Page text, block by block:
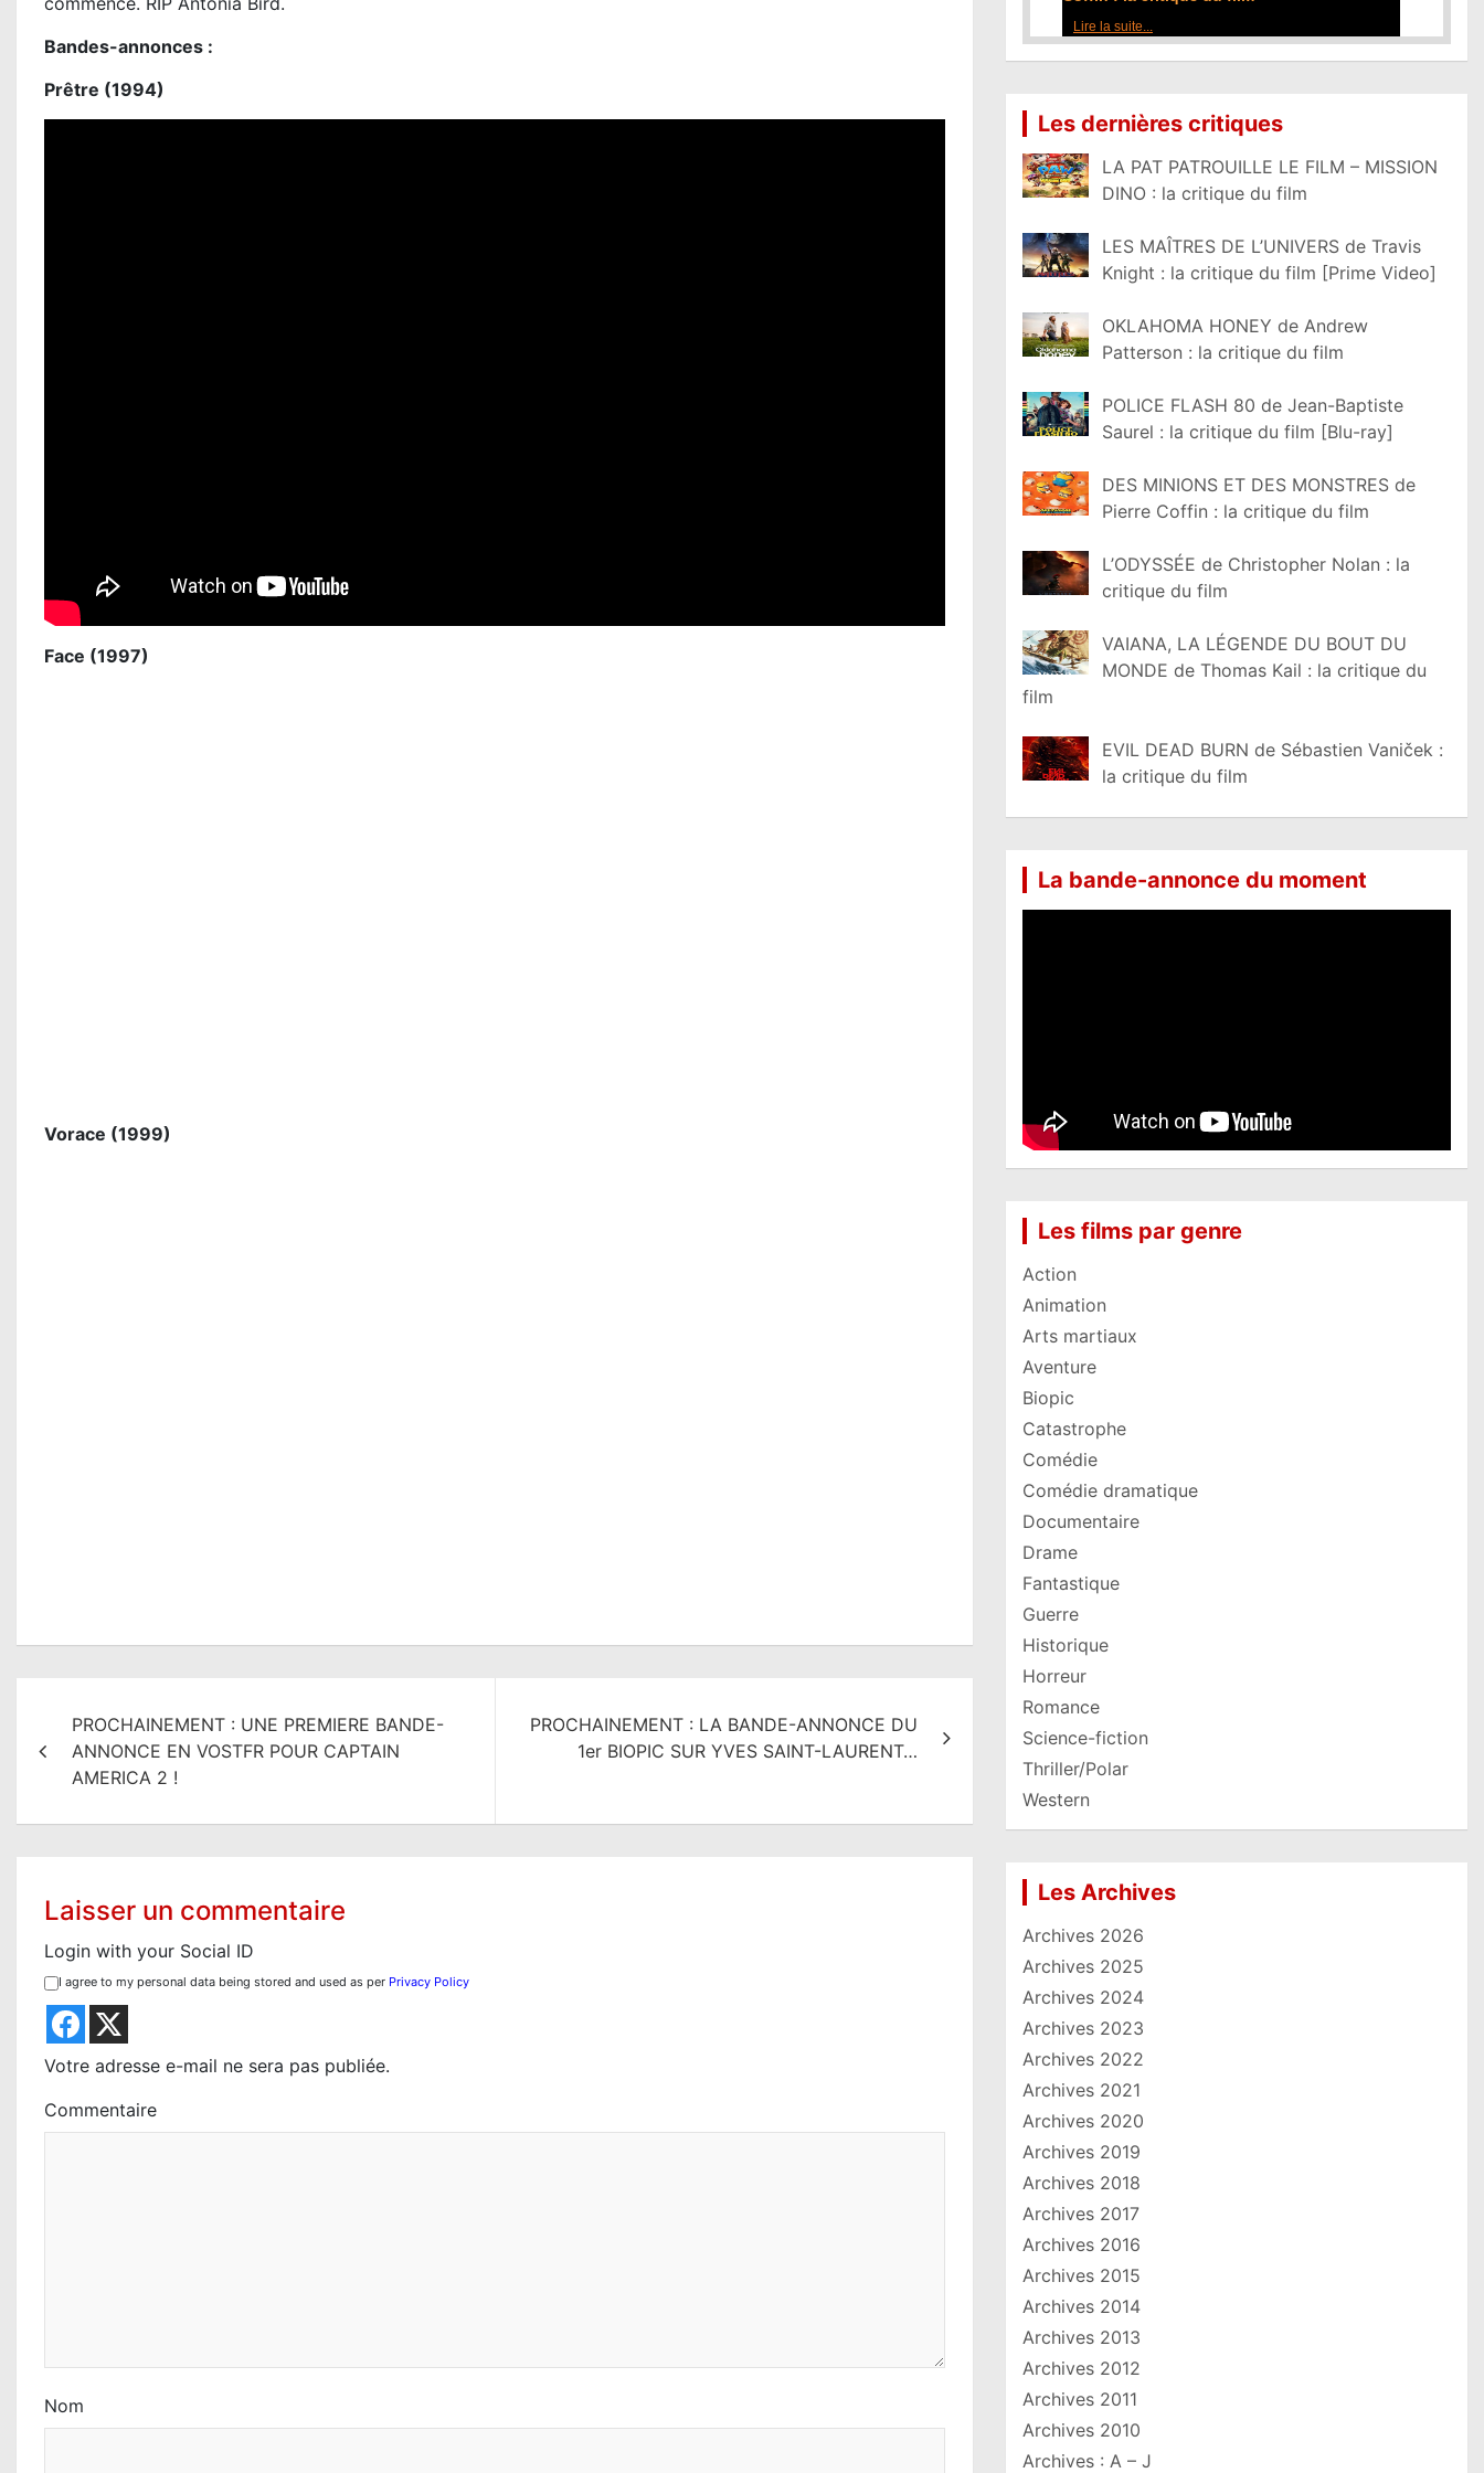
Bandes-annonces :
Prêtre (1994)
Face (1997)
Vorace (1999)
i
PROCHAINEMENT : UNE PREMIERE BANDE-
ANNONCE EN VOSTFR POUR CAPTAIN
AMERICA 2 !
PROCHAINEMENT : LA BANDE-ANNONCE DU
1er BIOPIC SUR YVES SAINT-LAURENT…
Laisser un commentaire
Login with your Social ID
I agree to my personal data being stored and used as per Privacy Policy
Votre adresse e-mail ne sera pas publiée.
Commentaire
Nom
Lire la suite...
Les dernières critiques
LA PAT PATROUILLE LE FILM – MISSION
DINO : la critique du film
LES MAÎTRES DE L’UNIVERS de Travis
Knight : la critique du film [Prime Video]
OKLAHOMA HONEY de Andrew
Patterson : la critique du film
POLICE FLASH 80 de Jean-Baptiste
Saurel : la critique du film [Blu-ray]
DES MINIONS ET DES MONSTRES de
Pierre Coffin : la critique du film
L’ODYSSÉE de Christopher Nolan : la
critique du film
VAIANA, LA LÉGENDE DU BOUT DU
MONDE de Thomas Kail : la critique du
film
EVIL DEAD BURN de Sébastien Vaniček :
la critique du film
La bande-annonce du moment
Les films par genre
Action
Animation
Arts martiaux
Aventure
Biopic
Catastrophe
Comédie
Comédie dramatique
Documentaire
Drame
Fantastique
Guerre
Historique
Horreur
Romance
Science-fiction
Thriller/Polar
Western
Les Archives
Archives 2026
Archives 2025
Archives 2024
Archives 2023
Archives 2022
Archives 2021
Archives 2020
Archives 2019
Archives 2018
Archives 2017
Archives 2016
Archives 2015
Archives 2014
Archives 2013
Archives 2012
Archives 2011
Archives 2010
Archives : A – J